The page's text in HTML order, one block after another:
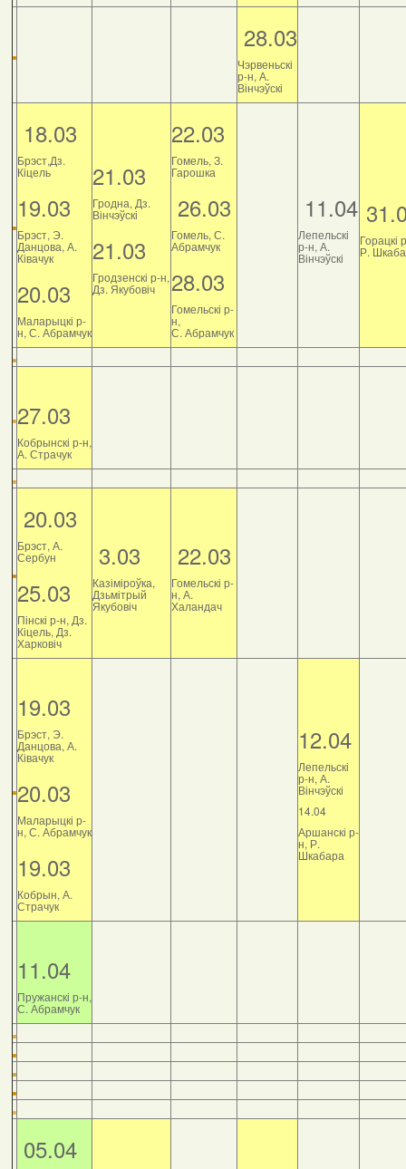
28.03
Чэрвеньскі
р-н, А.
Вінчэўскі
18.03
Брэст,Дз.
Кіцель
19.03
Брэст, Э.
Данцова, А.
Ківачук
20.03
Маларыцкі р-
н, С. Абрамчук
21.03
Гродна, Дз.
Вінчэўскі
21.03
Гродзенскі р-н,
Дз. Якубовіч
22.03
Гомель, З.
Гарошка
26.03
Гомель, С.
Абрамчук
28.03
Гомельскі р-
н,
С. Абрамчук
11.04
Лепельскі
р-н, А.
Вінчэўскі
Горацкі
Р.
27.03
Кобрынскі р-н,
А. Страчук
20.03
Брэст, А.
Сербун
25.03
Пінскі р-н, Дз.
Кіцель, Дз.
Харковіч
3.03
Казіміроўка,
Дзьмітрый
Якубовіч
22.03
Гомельскі р-
н, А.
Халандач
19.03
Брэст, Э.
Данцова, А.
Ківачук
20.03
Маларыцкі р-
н, С. Абрамчук
19.03
Кобрын, А.
Страчук
12.04
Лепельскі
р-н, А.
Вінчэўскі
14.04
Аршанскі р-
н, Р.
Шкабара
11.04
Пружанскі р-н,
С. Абрамчук
05.04